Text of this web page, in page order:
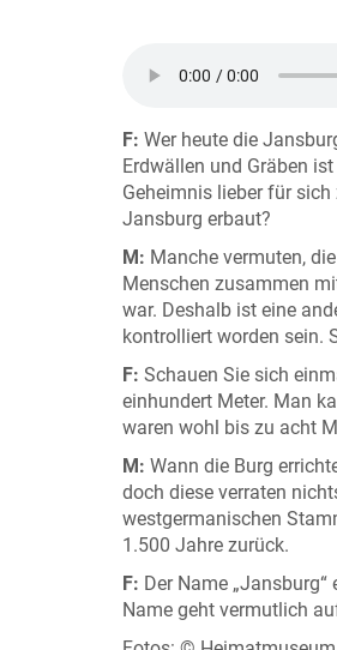
F: Wer heute die
Erdwällen und Gräben
Geheimnis lieber für
Jansburg erbaut?
M: Manche vermuten,
Menschen zusammen
war. Deshalb ist eine
kontrolliert worden sein.
F: Schauen Sie sich
einhundert Meter. Man
waren wohl bis zu acht
M: Wann die Burg
doch diese verraten
westgermanischen
1.500 Jahre zurück.
F: Der Name
Name geht vermutlich